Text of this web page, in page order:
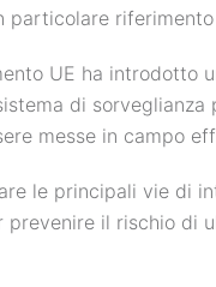
particolare
UE ha introdotto
di
messe in campo
le principali vie di
prevenire il rischio